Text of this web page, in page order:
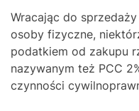
Wracając do
osoby fizyczne,
podatkiem od zakupu
nazywanym też PCC
czynności